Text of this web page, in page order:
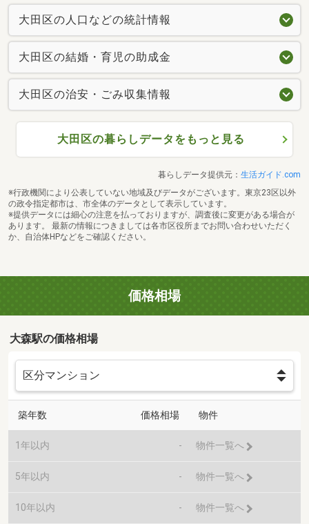
大田区の人口などの統計情報
大田区の結婚・育児の助成金
大田区の治安・ごみ収集情報
大田区の暮らしデータをもっと見る
暮らしデータ提供元： 生活ガイド.com
※行政機関により公表していない地域及びデータがございます。東京23区以外
の政令指定都市は、市全体のデータとして表示しています。
※提供データには細心の注意を払っておりますが、調査後に変更がある場合が
あります。 最新の情報につきましては各市区役所までお問い合わせいただく
か、自治体HPなどをご確認ください。
価格相場
大森駅の価格相場
築年数 価格相場 物件
1年以内 - 物件一覧へ
5年以内 - 物件一覧へ
10年以内 - 物件一覧へ